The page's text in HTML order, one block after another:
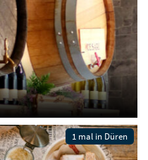
1 mal in Düren